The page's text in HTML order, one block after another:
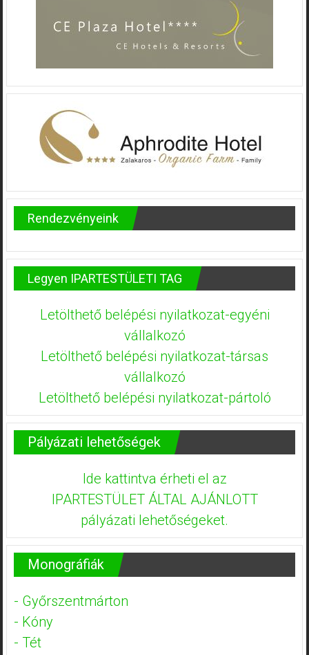
Rendezvényeink
Legyen IPARTESTÜLETI TAG
Letölthető belépési nyilatkozat-egyéni
vállalkozó
Letölthető belépési nyilatkozat-társas
vállalkozó
Letölthető belépési nyilatkozat-pártoló
Pályázati lehetőségek
Ide kattintva érheti el az
IPARTESTÜLET ÁLTAL AJÁNLOTT
pályázati lehetőségeket.
Monográfiák
- Győrszentmárton
- Kóny
- Tét